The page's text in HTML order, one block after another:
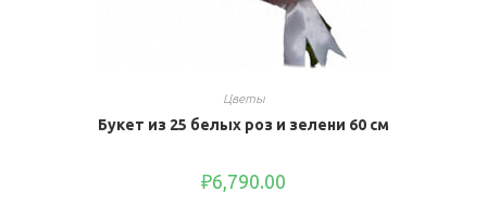
Цветы
Букет из 25 белых роз и зелени 60 см
₽6,790.00